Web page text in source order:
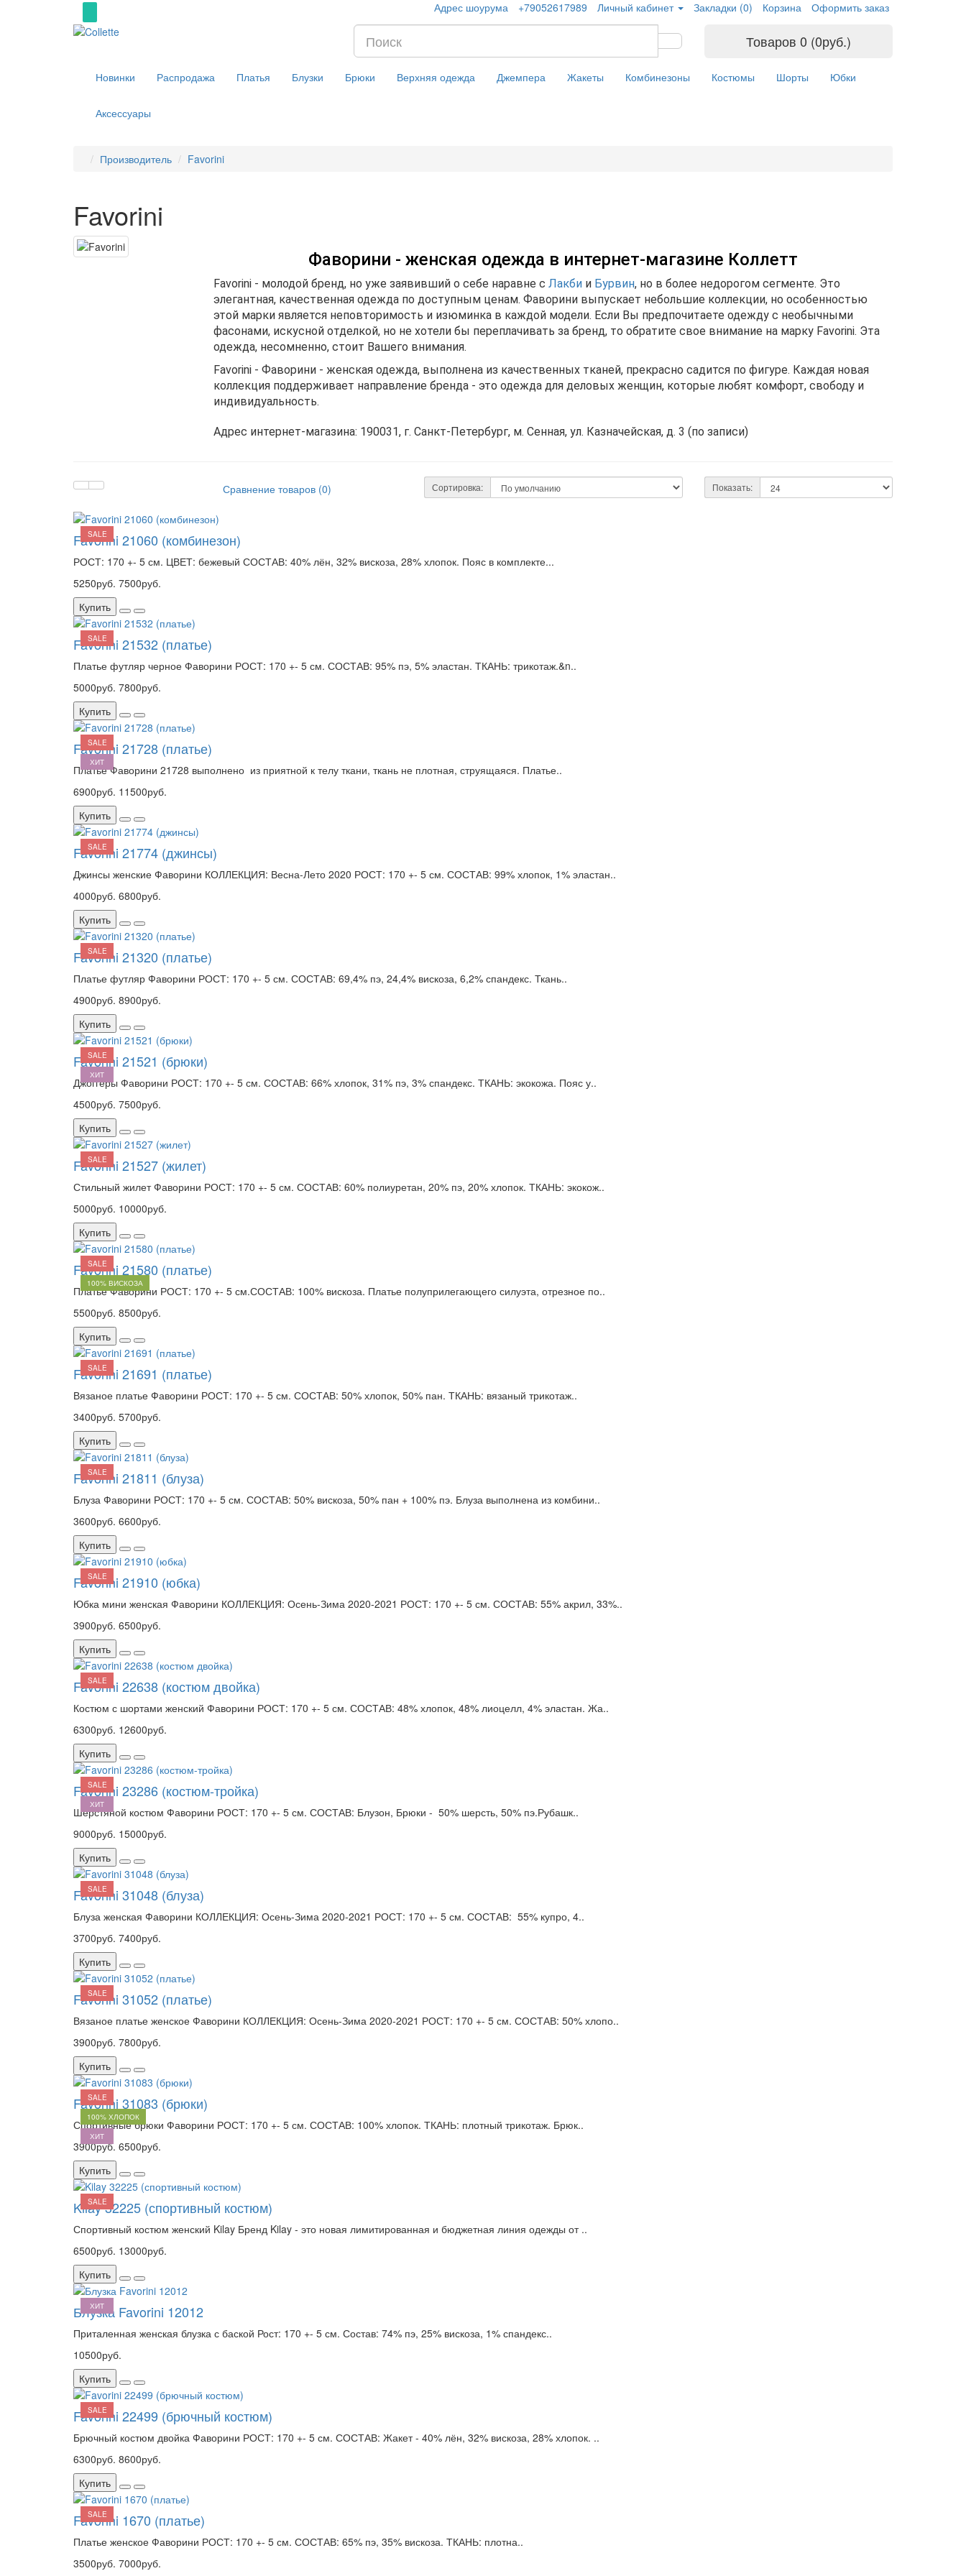
Адрес шоурума +79052617989 Личный кабинет Закладки (0) Корзина Оформить заказ
Товаров 0 (0руб.)
Новинки Распродажа Платья Блузки Брюки Верхняя одежда Джемпера Жакеты Комбинезоны Костюмы Шорты Юбки
Аксессуары
Производитель Favorini
Favorini
Фаворини - женская одежда в интернет-магазине Коллетт
Favorini - молодой бренд, но уже заявивший о себе наравне с Лакби и Бурвин, но в более недорогом сегменте. Это
элегантная, качественная одежда по доступным ценам. Фаворини выпускает небольшие коллекции, но особенностью
этой марки является неповторимость и изюминка в каждой модели. Если Вы предпочитаете одежду с необычными
фасонами, искуcной отделкой, но не хотели бы переплачивать за бренд, то обратите свое внимание на марку Favorini. Эта
одежда, несомненно, стоит Вашего внимания.
Favorini - Фаворини - женская одежда, выполнена из качественных тканей, прекрасно садится по фигуре. Каждая новая
коллекция поддерживает направление бренда - это одежда для деловых женщин, которые любят комфорт, свободу и
индивидуальность.
Адрес интернет-магазина: 190031, г. Санкт-Петербург, м. Сенная, ул. Казначейская, д. 3 (по записи)
Сравнение товаров (0) Сортировка: Показать:
SALE
Favorini 21060 (комбинезон)
РОСТ: 170 +- 5 см. ЦВЕТ: бежевый СОСТАВ: 40% лён, 32% вискоза, 28% хлопок. Пояс в комплекте...
5250руб. 7500руб.
Купить
SALE
Favorini 21532 (платье)
Платье футляр черное Фаворини РОСТ: 170 +- 5 см. СОСТАВ: 95% пэ, 5% эластан. ТКАНЬ: трикотаж.&n..
5000руб. 7800руб.
Купить
SALE
ХИТ
Favorini 21728 (платье)
Платье Фаворини 21728 выполнено из приятной к телу ткани, ткань не плотная, струящаяся. Платье..
6900руб. 11500руб.
Купить
SALE
Favorini 21774 (джинсы)
Джинсы женские Фаворини КОЛЛЕКЦИЯ: Весна-Лето 2020 РОСТ: 170 +- 5 см. СОСТАВ: 99% хлопок, 1% эластан..
4000руб. 6800руб.
Купить
SALE
Favorini 21320 (платье)
Платье футляр Фаворини РОСТ: 170 +- 5 см. СОСТАВ: 69,4% пэ, 24,4% вискоза, 6,2% спандекс. Ткань..
4900руб. 8900руб.
Купить
SALE
ХИТ
Favorini 21521 (брюки)
Джоггеры Фаворини РОСТ: 170 +- 5 см. СОСТАВ: 66% хлопок, 31% пэ, 3% спандекс. ТКАНЬ: экокожа. Пояс у..
4500руб. 7500руб.
Купить
SALE
Favorini 21527 (жилет)
Стильный жилет Фаворини РОСТ: 170 +- 5 см. СОСТАВ: 60% полиуретан, 20% пэ, 20% хлопок. ТКАНЬ: экокож..
5000руб. 10000руб.
Купить
SALE
100% ВИСКОЗА
Favorini 21580 (платье)
Платье Фаворини РОСТ: 170 +- 5 см.СОСТАВ: 100% вискоза. Платье полуприлегающего силуэта, отрезное по..
5500руб. 8500руб.
Купить
SALE
Favorini 21691 (платье)
Вязаное платье Фаворини РОСТ: 170 +- 5 см. СОСТАВ: 50% хлопок, 50% пан. ТКАНЬ: вязаный трикотаж..
3400руб. 5700руб.
Купить
SALE
Favorini 21811 (блуза)
Блуза Фаворини РОСТ: 170 +- 5 см. СОСТАВ: 50% вискоза, 50% пан + 100% пэ. Блуза выполнена из комбини..
3600руб. 6600руб.
Купить
SALE
Favorini 21910 (юбка)
Юбка мини женская Фаворини КОЛЛЕКЦИЯ: Осень-Зима 2020-2021 РОСТ: 170 +- 5 см. СОСТАВ: 55% акрил, 33%..
3900руб. 6500руб.
Купить
SALE
Favorini 22638 (костюм двойка)
Костюм с шортами женский Фаворини РОСТ: 170 +- 5 см. СОСТАВ: 48% хлопок, 48% лиоцелл, 4% эластан. Жа..
6300руб. 12600руб.
Купить
SALE
ХИТ
Favorini 23286 (костюм-тройка)
Шерстяной костюм Фаворини РОСТ: 170 +- 5 см. СОСТАВ: Блузон, Брюки - 50% шерсть, 50% пэ.Рубашк..
9000руб. 15000руб.
Купить
SALE
Favorini 31048 (блуза)
Блуза женская Фаворини КОЛЛЕКЦИЯ: Осень-Зима 2020-2021 РОСТ: 170 +- 5 см. СОСТАВ: 55% купро, 4..
3700руб. 7400руб.
Купить
SALE
Favorini 31052 (платье)
Вязаное платье женское Фаворини КОЛЛЕКЦИЯ: Осень-Зима 2020-2021 РОСТ: 170 +- 5 см. СОСТАВ: 50% хлопо..
3900руб. 7800руб.
Купить
SALE
100% ХЛОПОК
ХИТ
Favorini 31083 (брюки)
Спортивные брюки Фаворини РОСТ: 170 +- 5 см. СОСТАВ: 100% хлопок. ТКАНЬ: плотный трикотаж. Брюк..
3900руб. 6500руб.
Купить
SALE
Kilay 32225 (спортивный костюм)
Спортивный костюм женский Kilay Бренд Kilay - это новая лимитированная и бюджетная линия одежды от ..
6500руб. 13000руб.
Купить
ХИТ
Блузка Favorini 12012
Приталенная женская блузка с баской Рост: 170 +- 5 см. Состав: 74% пэ, 25% вискоза, 1% спандекс..
10500руб.
Купить
SALE
Favorini 22499 (брючный костюм)
Брючный костюм двойка Фаворини РОСТ: 170 +- 5 см. СОСТАВ: Жакет - 40% лён, 32% вискоза, 28% хлопок. ..
6300руб. 8600руб.
Купить
SALE
Favorini 1670 (платье)
Платье женское Фаворини РОСТ: 170 +- 5 см. СОСТАВ: 65% пэ, 35% вискоза. ТКАНЬ: плотна..
3500руб. 7000руб.